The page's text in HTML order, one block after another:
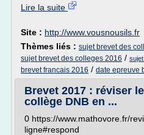
Lire la suite
Site : http://www.vousnousils.fr
Thèmes liés : sujet brevet des
sujet brevet des colleges 2016 /
brevet francais 2016 / date epreuve
Brevet 2017 : réviser
collège DNB en ...
0 https://www.mathovore.fr/
ligne#respond